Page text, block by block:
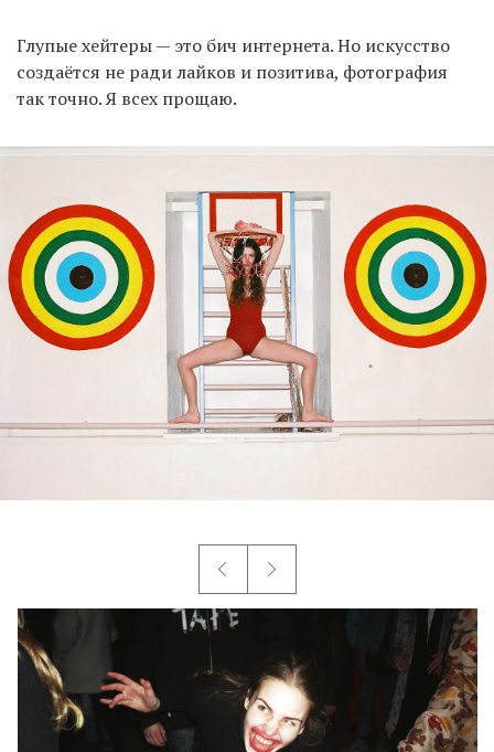
Глупые хейтеры — это бич интернета. Но искусство
создаётся не ради лайков и позитива, фотография
так точно. Я всех прощаю.